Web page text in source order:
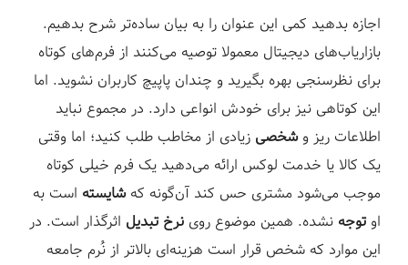
اجازه بدهید کمی این عنوان را به بیان ساده‌تر شرح بدهیم.
بازاریاب‌های دیجیتال معمولا توصیه می‌کنند از فرم‌های کوتاه
برای نظرسنجی بهره بگیرید و چندان پاپیچ کاربران نشوید. اما
این کوتاهی نیز برای خودش انواعی دارد. در مجموع نباید
اطلاعات ریز وشخصی زیادی از مخاطب طلب کنید؛ اما وقتی
یک کالا یا خدمت لوکس ارائه می‌دهید یک فرم خیلی کوتاه
موجب می‌شود مشتری حس کند آن‌گونه کهشایسته است به
اوتوجه نشده. همین موضوع روی نرخ تبدیل اثرگذار است. در
این موارد که شخص قرار است هزینه‌ای بالاتر از نُرم جامعه